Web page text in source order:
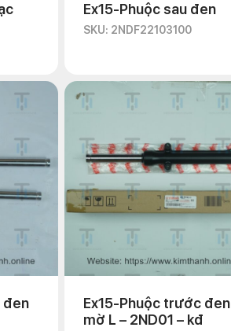
Ex15-Phuộc sau đen
SKU: 2NDF22103100
đen
Ex15-Phuộc trước đen
mờ L – 2ND01 – kđ